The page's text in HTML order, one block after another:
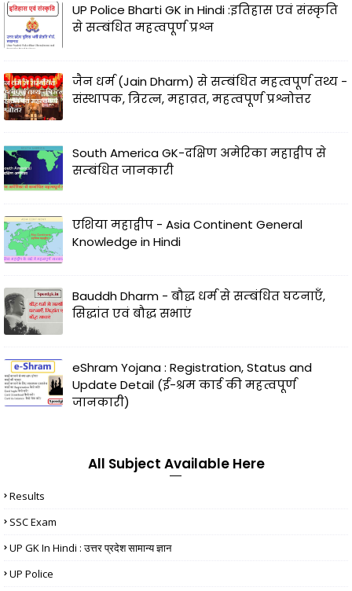
UP Police Bharti GK in Hindi :इतिहास एवं संस्कृति
से सम्बंधित महत्वपूर्ण प्रश्न
जैन धर्म (Jain Dharm) से सम्बंधित महत्वपूर्ण तथ्य -
संस्थापक, त्रिरत्न, महाव्रत, महत्वपूर्ण प्रश्नोत्तर
South America GK-दक्षिण अमेरिका महाद्वीप से
सम्बंधित जानकारी
एशिया महाद्वीप - Asia Continent General
Knowledge in Hindi
Bauddh Dharm - बौद्ध धर्म से सम्बंधित घटनाएँ,
सिद्धांत एवं बौद्ध सभाएं
eShram Yojana : Registration, Status and
Update Detail (ई-श्रम कार्ड की महत्वपूर्ण
जानकारी)
All Subject Available Here
Results
SSC Exam
UP GK In Hindi : उत्तर प्रदेश सामान्य ज्ञान
UP Police